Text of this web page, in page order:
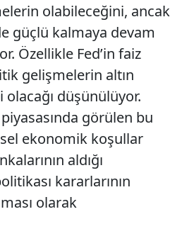
olabileceğini, ancak
güçlü kalmaya devam
Özellikle Fed’in faiz
gelişmelerin altın
olacağı düşünülüyor.
görülen bu
ekonomik koşullar
aldığı
kararlarının
olarak